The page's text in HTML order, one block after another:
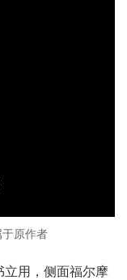
原作者
立用，侧面福尔摩